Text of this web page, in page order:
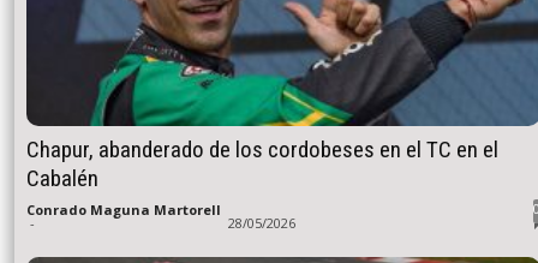
Chapur, abanderado de los cordobeses en el TC en el
Cabalén
Conrado Maguna Martorell
- 28/05/2026